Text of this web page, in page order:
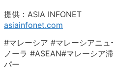
提供：ASIA INFONET
asiainfonet.com
#マレーシア #マレーシアニ
ノーラ #ASEAN#マレーシア
パー